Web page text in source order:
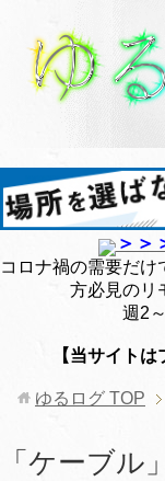
＞＞
コロナ禍の需要だけ
方必見のリ
週2
【当サイト
ゆるログ TOP
「ケーブル